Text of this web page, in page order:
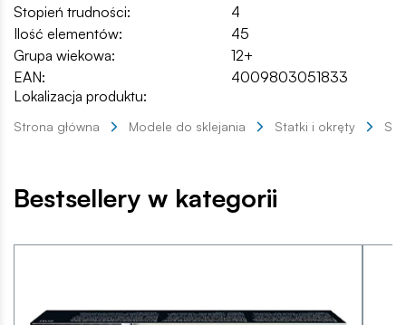
Stopień trudności:
4
Ilość elementów:
45
Grupa wiekowa:
12+
EAN:
4009803051833
Lokalizacja produktu:
Strona główna Modele do sklejania Statki i okręty
Bestsellery w kategorii